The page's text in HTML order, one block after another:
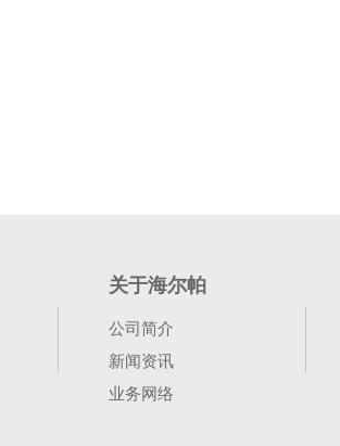
关于海尔帕
公司简介
新闻资讯
业务网络